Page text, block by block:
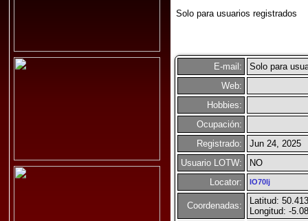
Solo para usuarios registrados
E-mail:
Solo para
Web:
Hobbies:
Ocupación:
Registrado:
Jun 24, 2025
Usuario LOTW:
NO
Locator:
IO70lj
Coordenadas:
Latitud:
Longitud: -